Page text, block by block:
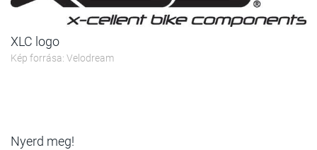
XLC logo
Kép forrása: Velodream
Nyerd meg!